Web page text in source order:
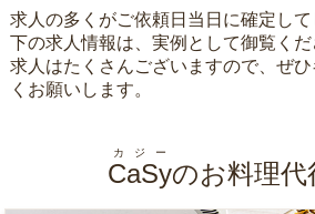
求人の多くがご依頼日当日に確定し
下の求人情報は、実例として御覧くだ
求人はたくさんございますので、ぜ
くお願いします。
CaSy
カジー
のお料理代